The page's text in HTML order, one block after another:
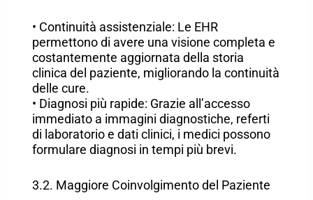
• Continuità assistenziale: Le EHR
permettono di avere una visione completa e
costantemente aggiornata della storia
clinica del paziente, migliorando la continuità
delle cure.
• Diagnosi più rapide: Grazie all’accesso
immediato a immagini diagnostiche, referti
di laboratorio e dati clinici, i medici possono
formulare diagnosi in tempi più brevi.
3.2. Maggiore Coinvolgimento del Paziente